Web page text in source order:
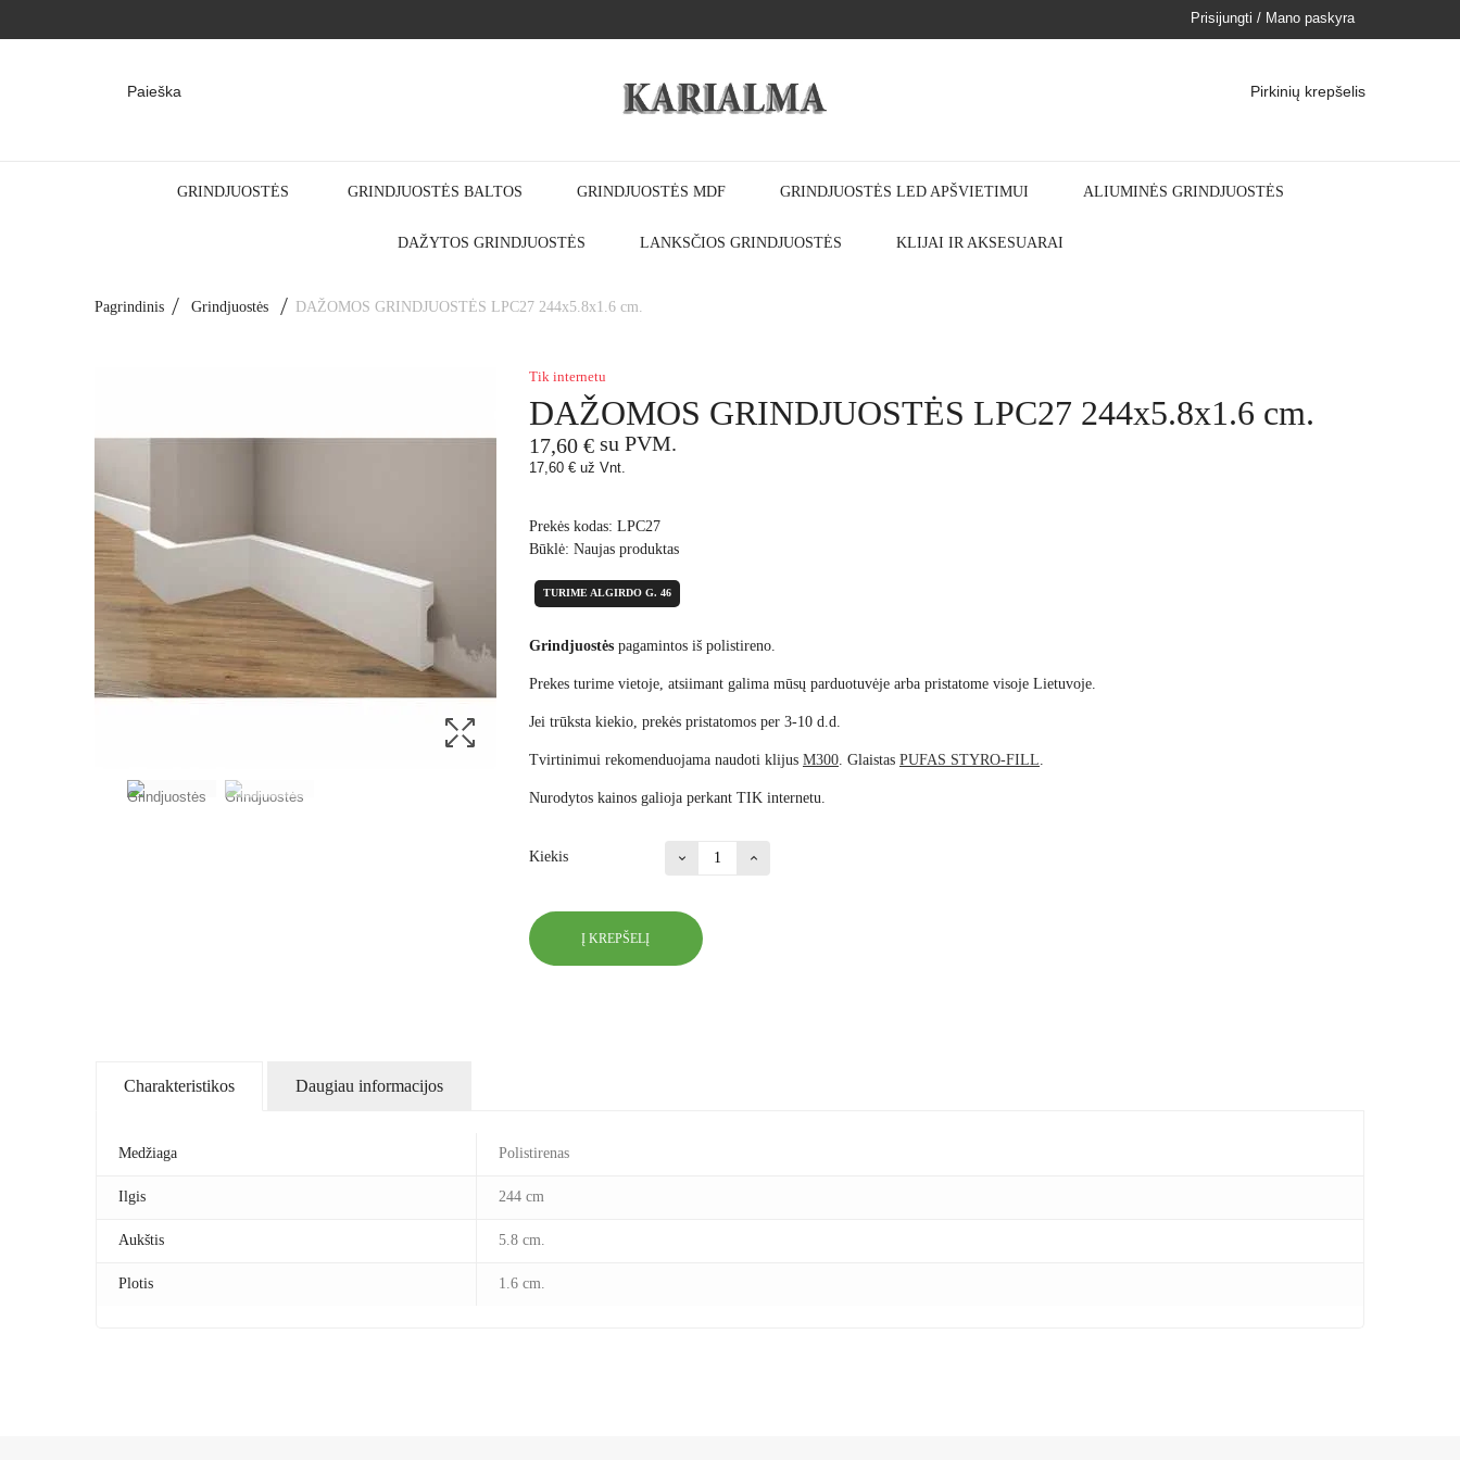
Prisijungti / Mano paskyra
Paieška Pirkinių krepšelis
GRINDJUOSTĖS GRINDJUOSTĖS BALTOS GRINDJUOSTĖS MDF GRINDJUOSTĖS LED APŠVIETIMUI ALIUMINĖS GRINDJUOSTĖS
DAŽYTOS GRINDJUOSTĖS LANKSČIOS GRINDJUOSTĖS KLIJAI IR AKSESUARAI
Pagrindinis Grindjuostės DAŽOMOS GRINDJUOSTĖS LPC27 244x5.8x1.6 cm.
Tik internetu
DAŽOMOS GRINDJUOSTĖS LPC27 244x5.8x1.6 cm.
17,60 €su PVM.
17,60 €už Vnt.
Prekės kodas: LPC27
Būklė: Naujas produktas
TURIME ALGIRDO G. 46
Grindjuostėspagamintos iš polistireno.
Prekes turime vietoje, atsiimant galima mūsų parduotuvėje arba pristatome visoje Lietuvoje.
Jei trūksta kiekio, prekės pristatomos per 3-10 d.d.
Tvirtinimui rekomenduojama naudoti klijus M300. Glaistas PUFAS STYRO-FILL.
Nurodytos kainos galioja perkant TIK internetu.
Kiekis
Į KREPŠELĮ
Charakteristikos Daugiau informacijos
Medžiaga Polistirenas
Ilgis 244 cm
Aukštis 5.8 cm.
Plotis 1.6 cm.